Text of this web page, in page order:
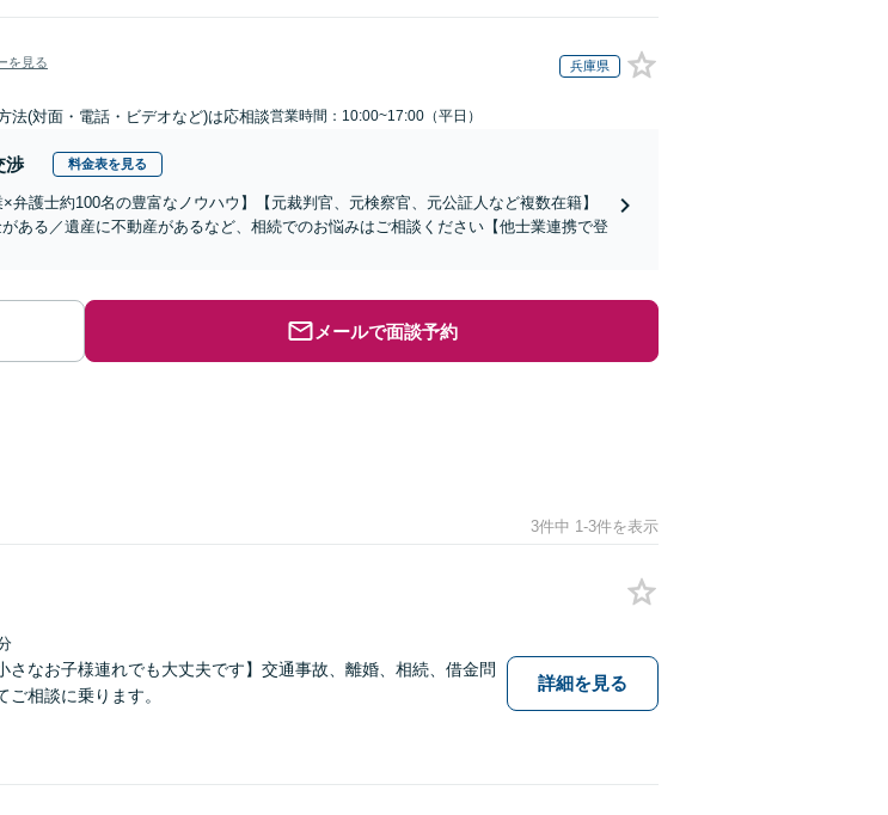
を見る 兵庫県
法(対面・電話・ビデオなど)は応相談営業時間：10:00~17:00（平日）
渉 料金表を見る
弁護士約100名の豊富なノウハウ】【元裁判官、元検察官、元公証人など複数在籍】
ある／遺産に不動産があるなど、相続でのお悩みはご相談ください【他士業連携で登
メールで面談予約
3件中 1-3件を表示
さなお子様連れでも大丈夫です】交通事故、離婚、相続、借金問
相談に乗ります。
詳細を見る